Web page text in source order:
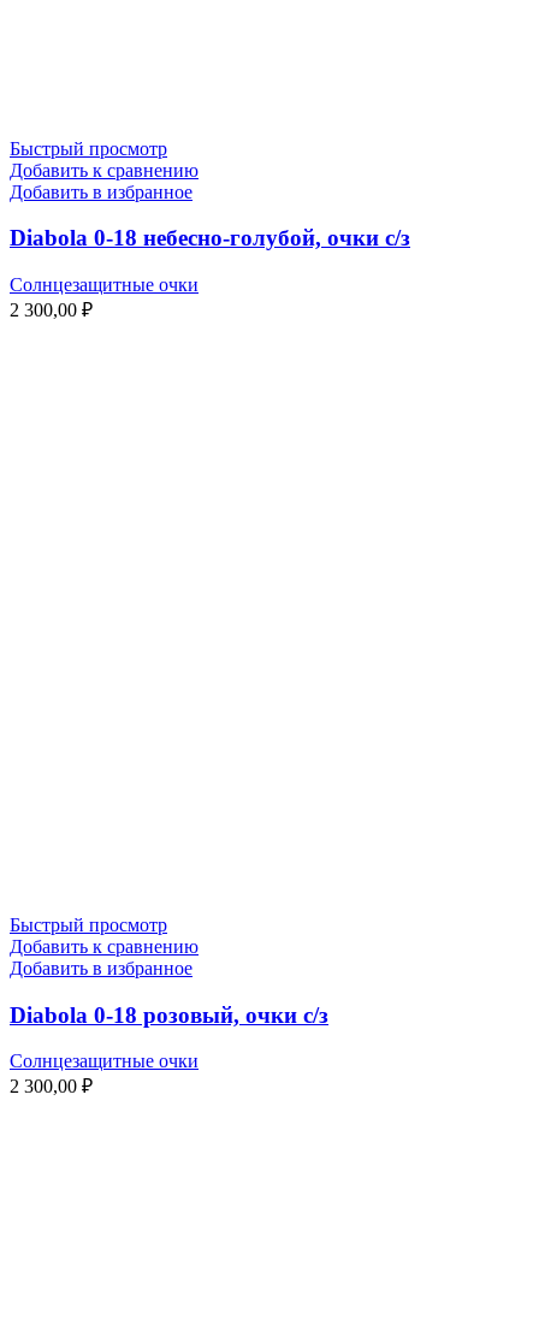
Быстрый просмотр
Добавить к сравнению
Добавить в избранное
Diabola 0-18 небесно-голубой, очки с/з
Солнцезащитные очки
2 300,00 ₽
Быстрый просмотр
Добавить к сравнению
Добавить в избранное
Diabola 0-18 розовый, очки с/з
Солнцезащитные очки
2 300,00 ₽